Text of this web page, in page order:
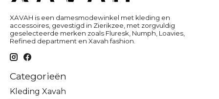
XAVAH is een damesmodewinkel met kleding en
accessoires, gevestigd in Zierikzee, met zorgvuldig
geselecteerde merken zoals Fluresk, Numph, Loavies,
Refined department en Xavah fashion.
Categorieën
Kleding Xavah